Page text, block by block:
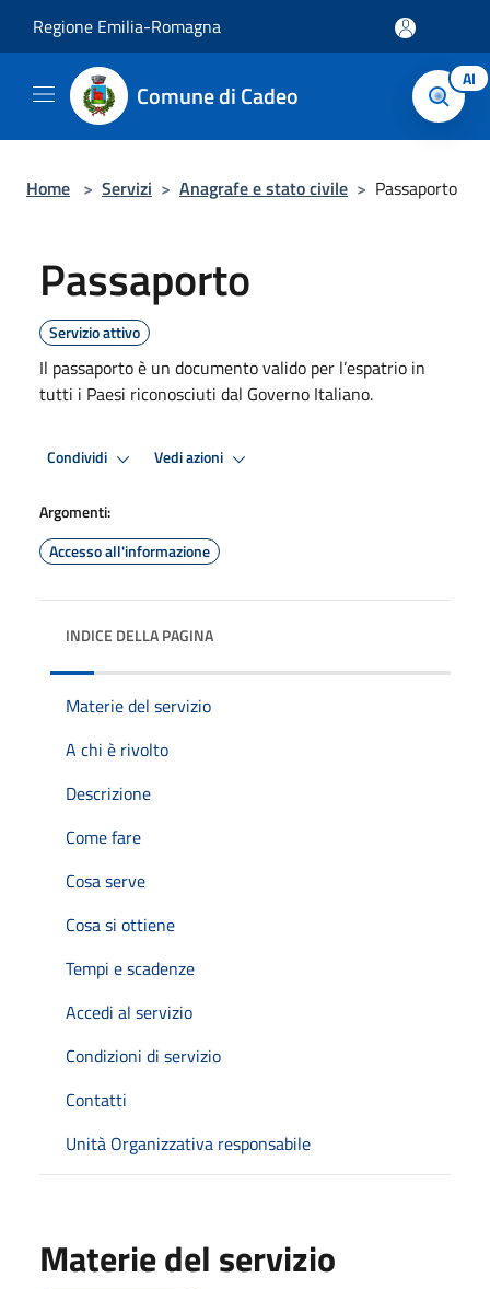
Regione Emilia-Romagna
Comune di Cadeo
AI
Home > Servizi > Anagrafe e stato civile > Passaporto
Passaporto
Servizio attivo
Il passaporto è un documento valido per l’espatrio in
tutti i Paesi riconosciuti dal Governo Italiano.
Condividi Vedi azioni
Argomenti:
Accesso all'informazione
INDICE DELLA PAGINA
Materie del servizio
A chi è rivolto
Descrizione
Come fare
Cosa serve
Cosa si ottiene
Tempi e scadenze
Accedi al servizio
Condizioni di servizio
Contatti
Unità Organizzativa responsabile
Materie del servizio